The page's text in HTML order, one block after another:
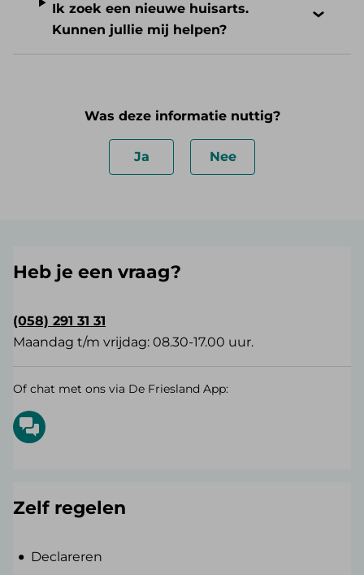
Ik zoek een nieuwe huisarts.
Kunnen jullie mij helpen?
Was deze informatie nuttig?
Ja Nee
Heb je een vraag?
(058) 291 31 31
Maandag t/m vrijdag: 08.30-17.00 uur.
Of chat met ons via De Friesland App:
Zelf regelen
Declareren